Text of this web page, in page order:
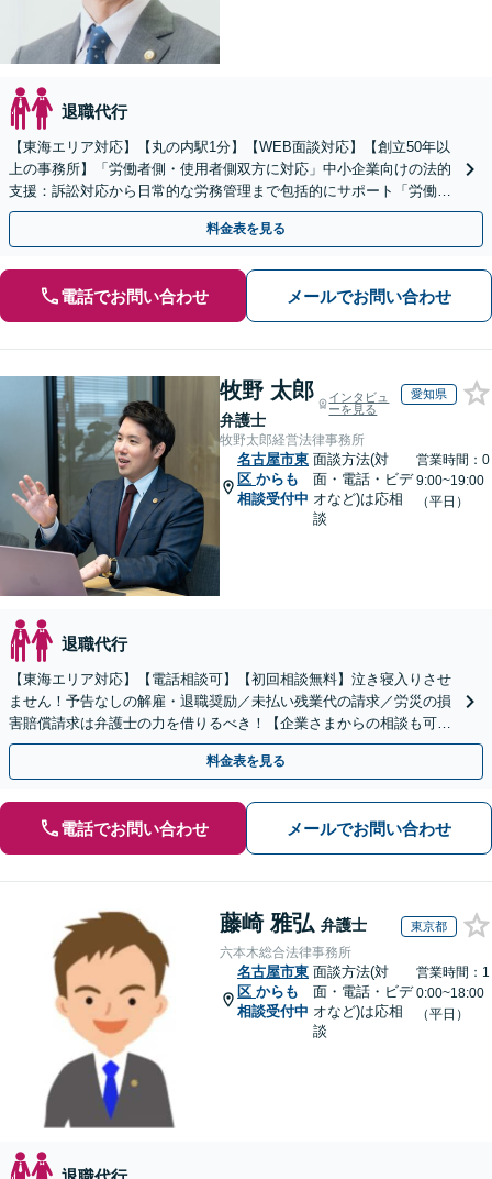
退職代行
【東海エリア対応】【丸の内駅1分】【WEB面談対応】【創立50年以
上の事務所】「労働者側・使用者側双方に対応」中小企業向けの法的
支援：訴訟対応から日常的な労務管理まで包括的にサポート「労働者
側：残業代請求や退職など対応」【休日・夜間相談可】
料金表を見る
電話でお問い合わせ メールでお問い合わせ
牧野 太郎
弁護士
インタビュ
ーを見る
愛知県
牧野太郎経営法律事務所
名古屋市東
区 からも
相談受付中
面談方法(対
面・電話・ビデ
オなど)は応相
談
営業時間：0
9:00~19:00
（平日）
退職代行
【東海エリア対応】【電話相談可】【初回相談無料】泣き寝入りさせ
ません！予告なしの解雇・退職奨励／未払い残業代の請求／労災の損
害賠償請求は弁護士の力を借りるべき！【企業さまからの相談も可】
従業員トラブルは、慎重な対処が必要です【完全個室】
料金表を見る
電話でお問い合わせ メールでお問い合わせ
藤崎 雅弘 弁護士 東京都
六本木総合法律事務所
名古屋市東
区 からも
相談受付中
面談方法(対
面・電話・ビデ
オなど)は応相
談
営業時間：1
0:00~18:00
（平日）